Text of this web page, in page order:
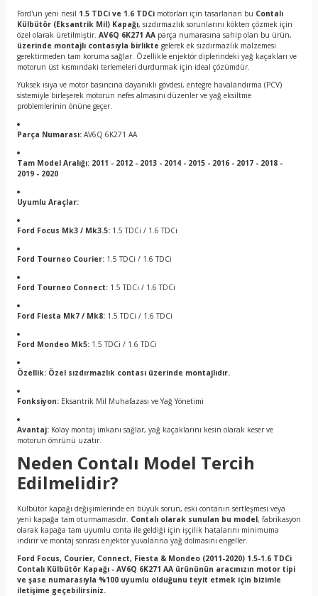
Ford'un yeni nesil 1.5 TDCi ve 1.6 TDCi motorları için tasarlanan bu Contalı
Külbütör (Eksantrik Mil) Kapağı, sızdırmazlık sorunlarını kökten çözmek için
özel olarak üretilmiştir. AV6Q 6K271 AA parça numarasına sahip olan bu ürün,
üzerinde montajlı contasıyla birlikte gelerek ek sızdırmazlık malzemesi
gerektirmeden tam koruma sağlar. Özellikle enjektör diplerindeki yağ kaçakları ve
motorun üst kısmındaki terlemeleri durdurmak için ideal çözümdür.
Yüksek ısıya ve motor basıncına dayanıklı gövdesi, entegre havalandırma (PCV)
sistemiyle birleşerek motorun nefes almasını düzenler ve yağ eksiltme
problemlerinin önüne geçer.
Parça Numarası: AV6Q 6K271 AA
Tam Model Aralığı: 2011 - 2012 - 2013 - 2014 - 2015 - 2016 - 2017 - 2018 -
2019 - 2020
Uyumlu Araçlar:
Ford Focus Mk3 / Mk3.5: 1.5 TDCi / 1.6 TDCi
Ford Tourneo Courier: 1.5 TDCi / 1.6 TDCi
Ford Tourneo Connect: 1.5 TDCi / 1.6 TDCi
Ford Fiesta Mk7 / Mk8: 1.5 TDCi / 1.6 TDCi
Ford Mondeo Mk5: 1.5 TDCi / 1.6 TDCi
Özellik: Özel sızdırmazlık contası üzerinde montajlıdır.
Fonksiyon: Eksantrik Mil Muhafazası ve Yağ Yönetimi
Avantaj: Kolay montaj imkanı sağlar, yağ kaçaklarını kesin olarak keser ve
motorun ömrünü uzatır.
Neden Contalı Model Tercih
Edilmelidir?
Külbütör kapağı değişimlerinde en büyük sorun, eski contanın sertleşmesi veya
yeni kapağa tam oturmamasıdır. Contalı olarak sunulan bu model, fabrikasyon
olarak kapağa tam uyumlu conta ile geldiği için işçilik hatalarını minimuma
indirir ve montaj sonrası enjektör yuvalarına yağ dolmasını engeller.
Ford Focus, Courier, Connect, Fiesta & Mondeo (2011-2020) 1.5-1.6 TDCi
Contalı Külbütör Kapağı - AV6Q 6K271 AA ürününün aracınızın motor tipi
ve şase numarasıyla %100 uyumlu olduğunu teyit etmek için bizimle
iletişime geçebilirsiniz.